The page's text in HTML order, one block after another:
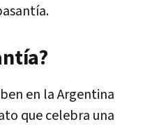
en la Argentina
que celebra una